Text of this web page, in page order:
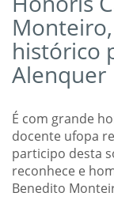
histórico
Alenquer
É com grande
docente ufopa
participo desta
reconhece e
Benedito